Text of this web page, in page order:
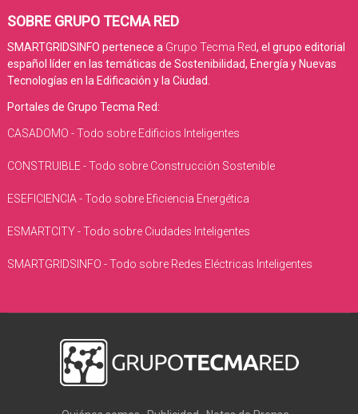
SOBRE GRUPO TECMA RED
SMARTGRIDSINFO pertenece a Grupo Tecma Red, el grupo editorial
español líder en las temáticas de Sostenibilidad, Energía y Nuevas
Tecnologías en la Edificación y la Ciudad.
Portales de Grupo Tecma Red:
CASADOMO - Todo sobre Edificios Inteligentes
CONSTRUIBLE - Todo sobre Construcción Sostenible
ESEFICIENCIA - Todo sobre Eficiencia Energética
ESMARTCITY - Todo sobre Ciudades Inteligentes
SMARTGRIDSINFO - Todo sobre Redes Eléctricas Inteligentes